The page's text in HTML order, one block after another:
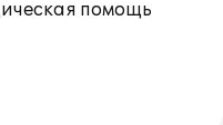
помощь